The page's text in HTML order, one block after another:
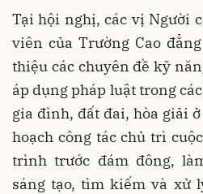
Tại hội nghị, các vị Người
viên của Trường Cao
thiệu các chuyên đề kỹ
áp dụng pháp luật trong
gia đình, đất đai, hòa giải
hoạch công tác chủ trì
trình trước đám đông,
sáng tạo, tìm kiếm và xử